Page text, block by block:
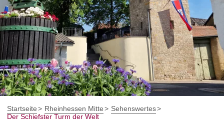
Kultur & Events
Service & Unterkünfte
Karte
KarteRheinhessen Blog
Startseite Rheinhessen Mitte
Sehenswertes
Der Schiefster Turm der Welt